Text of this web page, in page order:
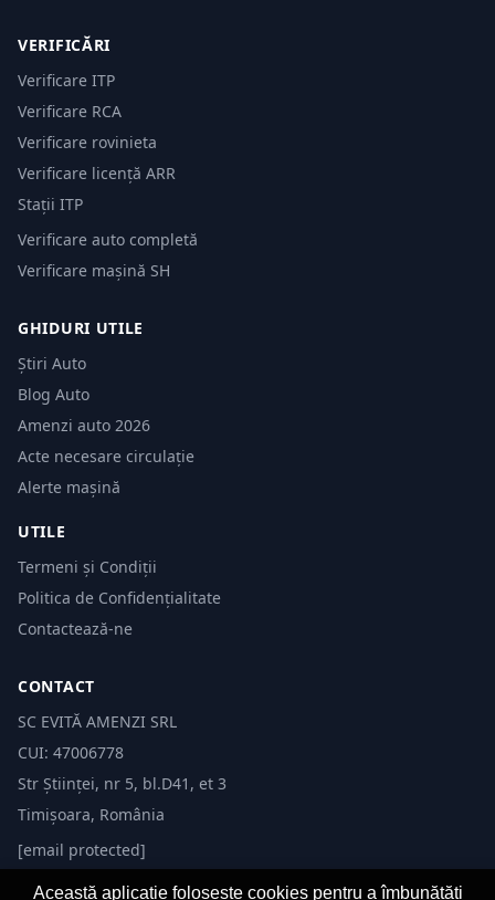
VERIFICĂRI
Verificare ITP
Verificare RCA
Verificare rovinieta
Verificare licență ARR
Stații ITP
Verificare auto completă
Verificare mașină SH
GHIDURI UTILE
Știri Auto
Blog Auto
Amenzi auto 2026
Acte necesare circulație
Alerte mașină
UTILE
Termeni și Condiții
Politica de Confidențialitate
Contactează-ne
CONTACT
SC EVITĂ AMENZI SRL
CUI: 47006778
Str Științei, nr 5, bl.D41, et 3
Timișoara, România
[email protected]
Această aplicație folosește cookies pentru a îmbunătăți